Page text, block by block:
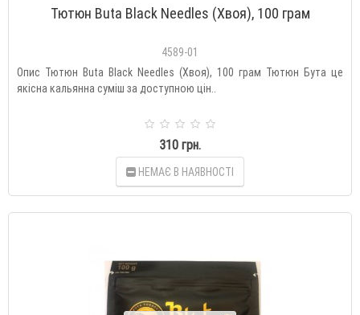
Тютюн Buta Black Needles (Хвоя), 100 грам
4589-01
Опис Тютюн Buta Black Needles (Хвоя), 100 грам Тютюн Бута це
якісна кальянна суміш за доступною цін..
310 грн.
НЕМАЄ В НАЯВНОСТІ